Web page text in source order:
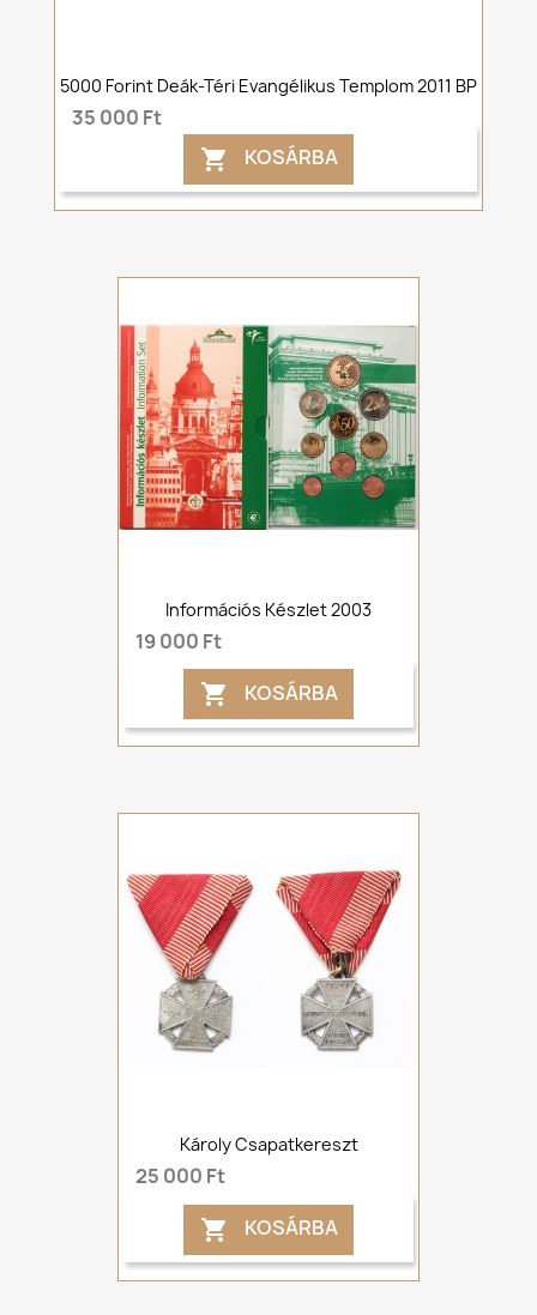
5000 Forint Deák-Téri Evangélikus Templom 2011 BP
35 000 Ft
 KOSÁRBA
Információs Készlet 2003
19 000 Ft
 KOSÁRBA
Károly Csapatkereszt
25 000 Ft
 KOSÁRBA